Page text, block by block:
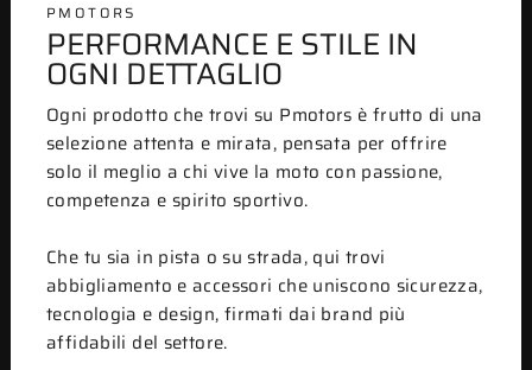
PMOTORS
PERFORMANCE E STILE IN
OGNI DETTAGLIO
Ogni prodotto che trovi su Pmotors è frutto di una
selezione attenta e mirata, pensata per offrire
solo il meglio a chi vive la moto con passione,
competenza e spirito sportivo.
Che tu sia in pista o su strada, qui trovi
abbigliamento e accessori che uniscono sicurezza,
tecnologia e design, firmati dai brand più
affidabili del settore.